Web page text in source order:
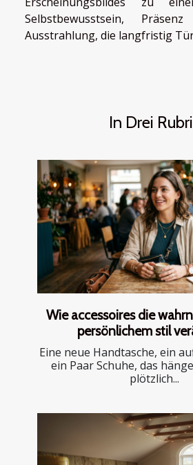
Selbstbewusstsein,
Ausstrahlung, die langfristig
In Drei
Wie accessoires die
persönlichem stil
Eine neue Handtasche, ein
ein Paar Schuhe, das
plötzlich...